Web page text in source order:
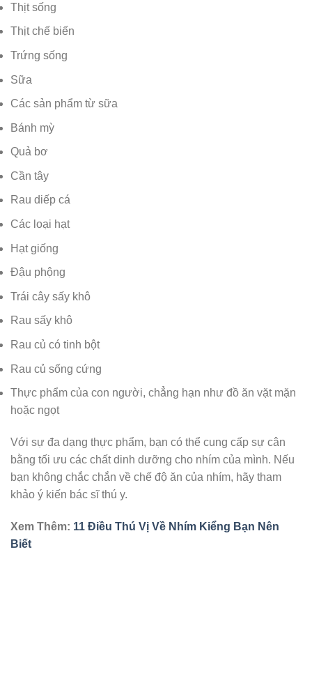
Thịt sống
Thịt chế biến
Trứng sống
Sữa
Các sản phẩm từ sữa
Bánh mỳ
Quả bơ
Cần tây
Rau diếp cá
Các loại hạt
Hạt giống
Đậu phộng
Trái cây sấy khô
Rau sấy khô
Rau củ có tinh bột
Rau củ sống cứng
Thực phẩm của con người, chẳng hạn như đồ ăn vặt mặn
hoặc ngọt
Với sự đa dạng thực phẩm, bạn có thể cung cấp sự cân
bằng tối ưu các chất dinh dưỡng cho nhím của mình. Nếu
bạn không chắc chắn về chế độ ăn của nhím, hãy tham
khảo ý kiến ​​bác sĩ thú y.
Xem Thêm: 11 Điều Thú Vị Về Nhím Kiểng Bạn Nên
Biết